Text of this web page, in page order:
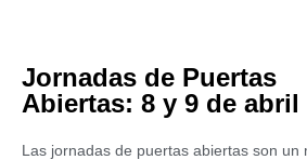
Jornadas de Puertas
Abiertas: 8 y 9 de abril
Las jornadas de puertas abiertas son un